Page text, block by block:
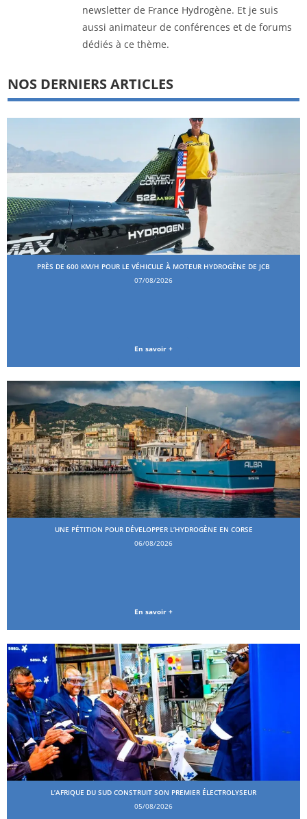
newsletter de France Hydrogène. Et je suis
aussi animateur de conférences et de forums
dédiés à ce thème.
NOS DERNIERS ARTICLES
PRÈS DE 600 KM/H POUR LE VÉHICULE À MOTEUR HYDROGÈNE DE JCB
07/08/2026
En savoir +
UNE PÉTITION POUR DÉVELOPPER L’HYDROGÈNE EN CORSE
06/08/2026
En savoir +
L’AFRIQUE DU SUD CONSTRUIT SON PREMIER ÉLECTROLYSEUR
05/08/2026